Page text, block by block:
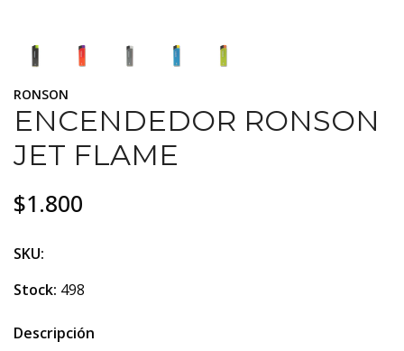
RONSON
ENCENDEDOR RONSON
JET FLAME
$1.800
SKU:
Stock: 498
Descripción